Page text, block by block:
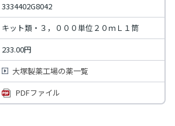
3334402G8042
キット類・３，０００単位２０ｍＬ１筒
233.00円
大塚製薬工場の薬一覧
PDFファイル